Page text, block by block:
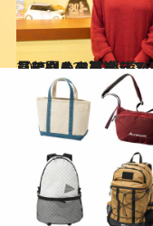
2022.10.28
【アウトドアブランド社員に聞く！】 外遊びを楽しむための必携リスト 〈チャムス篇〉
ライフスタイル